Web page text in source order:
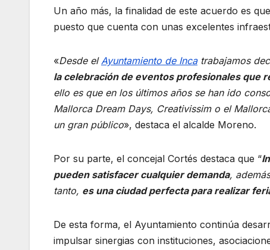
Un año más, la finalidad de este acuerdo es
puesto que cuenta con unas excelentes
«Desde elAyuntamiento de Incatrabajamos
la celebración de eventos profesionales que
ello es que en los últimos años se han ido
Mallorca Dream Days, Creativissim o el
un gran público», destaca el alcalde Moreno.
Por su parte, el concejal Cortés destaca que “
pueden satisfacer cualquier demanda,
tanto, es una ciudad perfecta para realizar
De esta forma, el Ayuntamiento continúa
impulsar sinergias con instituciones,